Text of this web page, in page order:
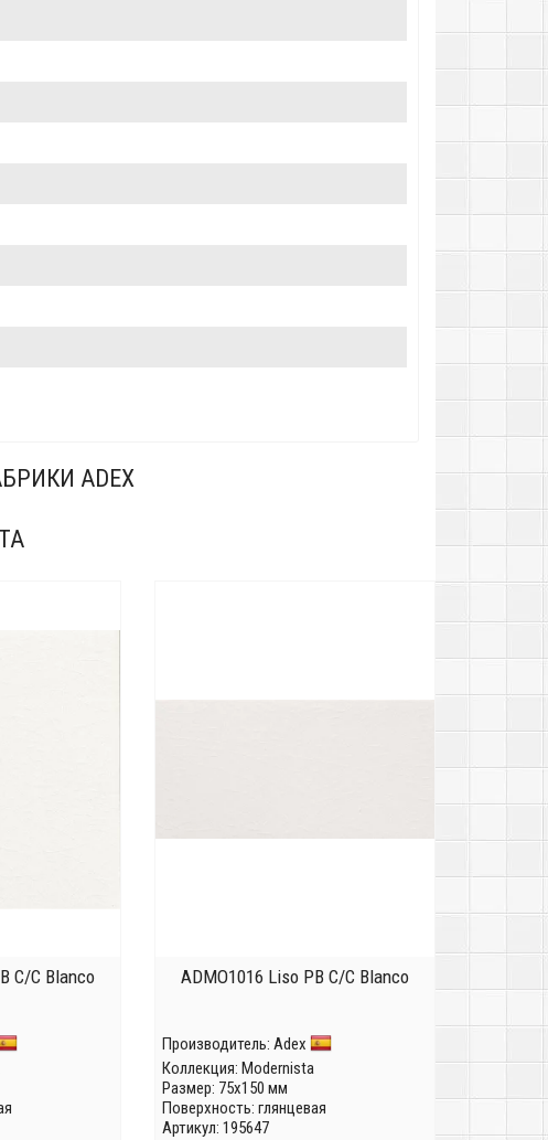
ADEX
C/C Blanco ADMO1016 Liso PB C/C Blanco
Производитель: Adex
Коллекция: Modernista
Размер: 75x150 мм
Поверхность: глянцевая
Артикул: 195647